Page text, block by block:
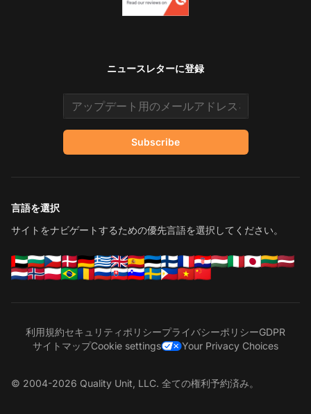
ニュースレターに登録
Email address
Subscribe
言語を選択
サイトをナビゲートするための優先言語を選択してください。
利用規約セキュリティポリシープライバシーポリシーGDPR
サイトマップCookie settings Your Privacy Choices
© 2004-2026 Quality Unit, LLC. 全ての権利予約済み。